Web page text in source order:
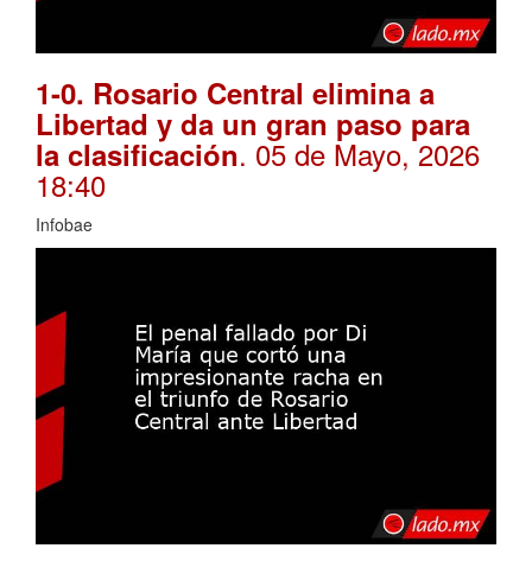
1-0. Rosario Central elimina a
Libertad y da un gran paso para
la clasificación. 05 de Mayo, 2026
18:40
Infobae